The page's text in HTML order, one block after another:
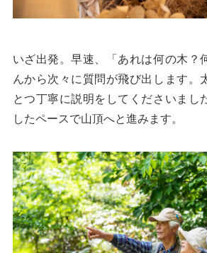
いざ出発。早速、「あれは何の木？
んから次々に質問が飛び出します。
とつ丁寧に説明をしてくださいまし
したペースで山頂へと進みます。